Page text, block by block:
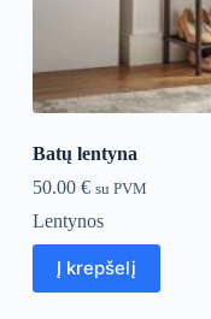
Batų lentyna
50.00 € su PVM
Lentynos
Į krepšelį